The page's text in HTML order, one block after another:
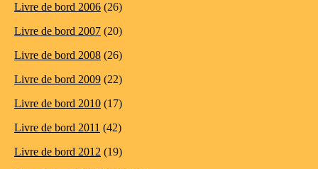
Livre de bord 2006 (26)
Livre de bord 2007 (20)
Livre de bord 2008 (26)
Livre de bord 2009 (22)
Livre de bord 2010 (17)
Livre de bord 2011 (42)
Livre de bord 2012 (19)